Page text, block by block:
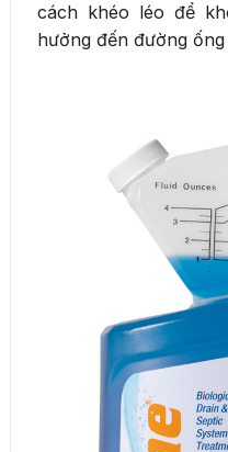
cách khéo léo để
hưởng đến đường